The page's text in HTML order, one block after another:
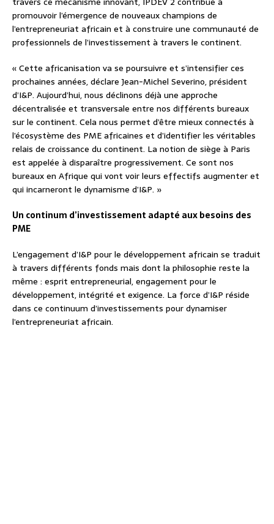
promouvoir l’émergence de nouveaux champions de
l’entrepreneuriat africain et à construire une communauté de
professionnels de l’investissement à travers le continent.
« Cette africanisation va se poursuivre et s’intensifier ces
prochaines années, déclare Jean-Michel Severino, président
d’I&P. Aujourd’hui, nous déclinons déjà une approche
décentralisée et transversale entre nos différents bureaux
sur le continent. Cela nous permet d’être mieux connectés à
l’écosystème des PME africaines et d’identifier les véritables
relais de croissance du continent. La notion de siège à Paris
est appelée à disparaître progressivement. Ce sont nos
bureaux en Afrique qui vont voir leurs effectifs augmenter et
qui incarneront le dynamisme d’I&P. »
Un continum d’investissement adapté aux besoins des
PME
L’engagement d’I&P pour le développement africain se traduit
à travers différents fonds mais dont la philosophie reste la
même : esprit entrepreneurial, engagement pour le
développement, intégrité et exigence. La force d’I&P réside
dans ce continuum d’investissements pour dynamiser
l’entrepreneuriat africain.